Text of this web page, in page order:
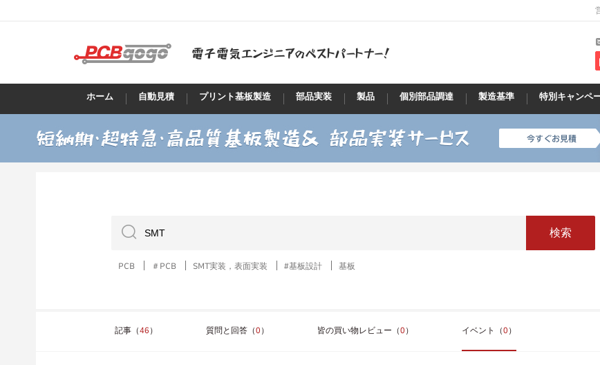
ホーム 自動見積 プリント基板製造 部品実装 製品 個別部品調達 製造基準 特別キャンペ
検索
PCB ＃PCB SMT実装，表面実装 #基板設計 基板
記事（46） 質問と回答（0） 皆の買い物レビュー（0） イベント（0）